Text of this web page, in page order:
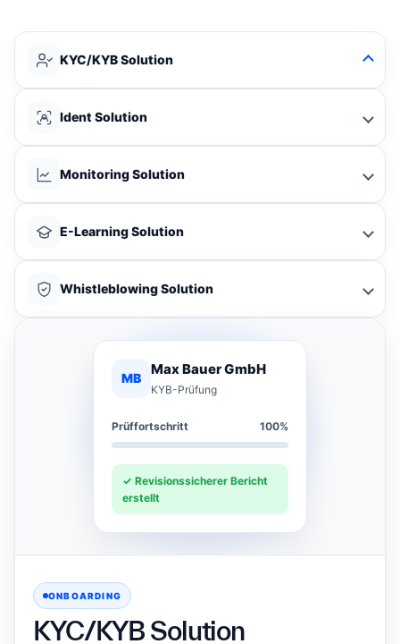
KYC/KYB Solution
Ident Solution
Monitoring Solution
E-Learning Solution
Whistleblowing Solution
MB
Max Bauer GmbH
KYB-Prüfung
Prüffortschritt 100%
✓ Revisionssicherer Bericht
erstellt
ONBOARDING
KYC/KYB Solution